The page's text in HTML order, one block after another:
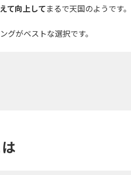
て向上して まるで天国のようです。
グがベストな選択です。